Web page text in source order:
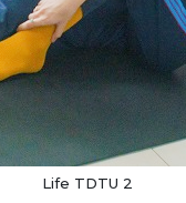
Life TDTU 2